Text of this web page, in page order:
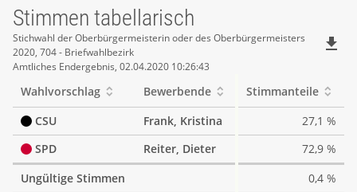
Stimmen tabellarisch
Stimmen
tabellarisch
Stichwahl der Oberbürgermeisterin oder des Oberbürgermeisters
2020, 704 - Briefwahlbezirk
Amtliches Endergebnis, 02.04.2020 10:26:43
file_download
Wahlvorschlag Bewerbende
Stimmanteile
CSU
Frank, Kristina
27,1 %
SPD
Reiter, Dieter
72,9 %
Ungültige Stimmen
0,4 %